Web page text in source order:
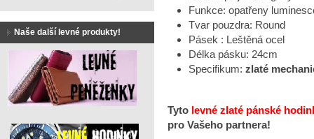
Funkce: opatřeny
Tvar pouzdra: Round
Pásek : Leštěná ocel
Délka pásku: 24cm
Specifikum: zlaté
Tyto levné zlaté pánské
pro Vašeho partnera!
Naše další levné produkty!